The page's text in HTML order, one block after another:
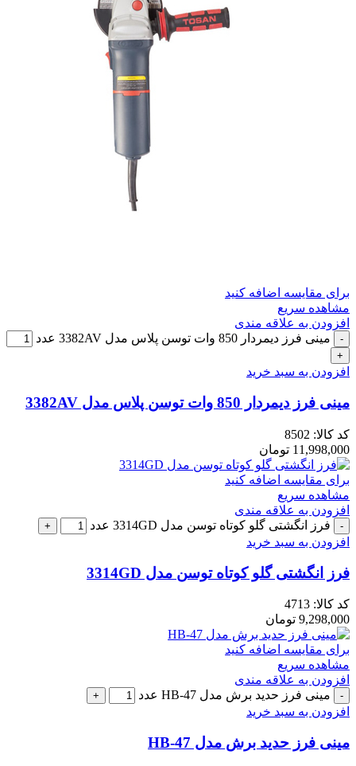
برای مقایسه اضافه کنید
مشاهده سریع
افزودن به علاقه مندی
مینی فرز دیمردار 850 وات توسن پلاس مدل 3382AV عدد
افزودن به سبد خرید
مینی فرز دیمردار 850 وات توسن پلاس مدل 3382AV
کد کالا: 8502
11,998,000 تومان
برای مقایسه اضافه کنید
مشاهده سریع
افزودن به علاقه مندی
فرز انگشتی گلو کوتاه توسن مدل 3314GD عدد
افزودن به سبد خرید
فرز انگشتی گلو کوتاه توسن مدل 3314GD
کد کالا: 4713
9,298,000 تومان
برای مقایسه اضافه کنید
مشاهده سریع
افزودن به علاقه مندی
مینی فرز حدید برش مدل HB-47 عدد
افزودن به سبد خرید
مینی فرز حدید برش مدل HB-47